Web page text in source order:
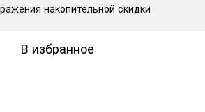
накопительной скидки
В избранное